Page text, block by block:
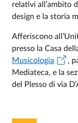
relativi all’ambito
design e la storia
Afferiscono
presso la Casa
Musicologia
,
Mediateca, e la
del Plesso di via